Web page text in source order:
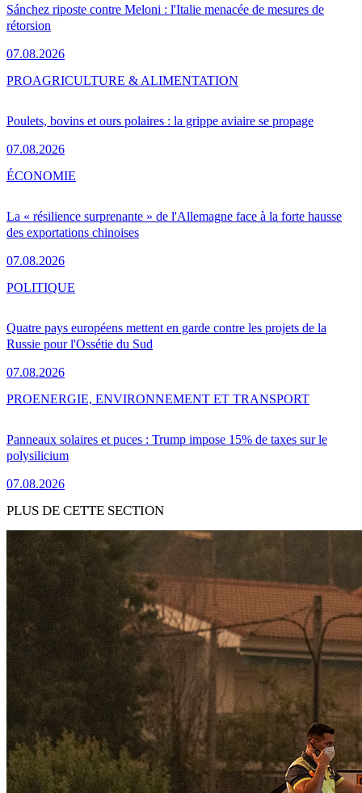
Sánchez riposte contre Meloni : l'Italie menacée de mesures de
rétorsion
07.08.2026
Poulets, bovins et ours polaires : la grippe aviaire se propage
07.08.2026
PROAGRICULTURE & ALIMENTATION
La « résilience surprenante » de l'Allemagne face à la forte hausse
des exportations chinoises
07.08.2026
ÉCONOMIE
Quatre pays européens mettent en garde contre les projets de la
Russie pour l'Ossétie du Sud
07.08.2026
POLITIQUE
Panneaux solaires et puces : Trump impose 15% de taxes sur le
polysilicium
07.08.2026
PROENERGIE, ENVIRONNEMENT ET TRANSPORT
PLUS DE CETTE SECTION